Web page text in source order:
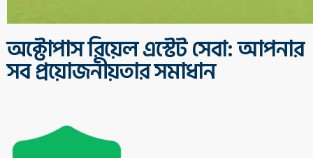
অক্টোপাস রিয়েল এস্টেট সেবা: আপনার
সব প্রয়োজনীয়তার সমাধান